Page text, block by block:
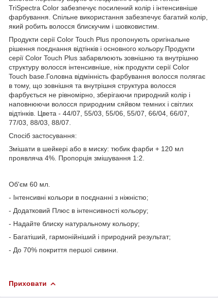
TriSpectra Color забезпечує посилений колір і інтенсивніше
фарбування. Спільне використання забезпечує багатий колір,
який робить волосся блискучим і шовковистим.
Продукти серії Color Touch Plus пропонують оригінальне
рішення поєднання відтінків і основного кольору.Продукти
серії Color Touch Plus забарвлюють зовнішню та внутрішню
структуру волосся інтенсивніше, ніж продукти серії Color
Touch base.Головна відмінність фарбування волосся полягає
в тому, що зовнішня та внутрішня структура волосся
фарбується не рівномірно, зберігаючи природний колір і
наповнюючи волосся природним сяйвом темних і світлих
відтінків. Цвета - 44/07, 55/03, 55/06, 55/07, 66/04, 66/07,
77/03, 88/03, 88/07.
Спосіб застосування:
Змішати в шейкері або в миску: тюбик фарби + 120 мл
проявляча 4%. Пропорція змішування 1:2.
Об'єм 60 мл.
- Інтенсивні кольори в поєднанні з ніжністю;
- Додатковий Плюс в інтенсивності кольору;
- Надайте блиску натуральному кольору;
- Багатіший, гармонійніший і природний результат;
- До 70% покриття першої сивини.
Приховати